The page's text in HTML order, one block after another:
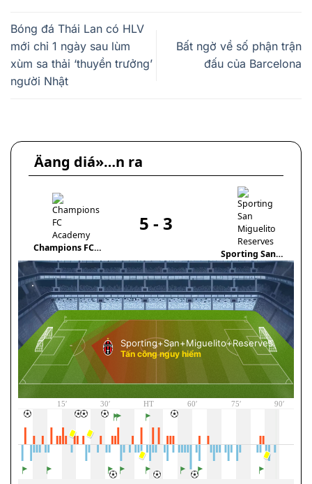
Bóng đá Thái Lan có HLV
mới chỉ 1 ngày sau lùm
xùm sa thải ‘thuyền trưởng’
người Nhật
Bất ngờ về số phận trận
đấu của Barcelona
Äang diá»…n ra
Champions FC
Academy
5 - 3
Sporting San
Miguelito Reserves